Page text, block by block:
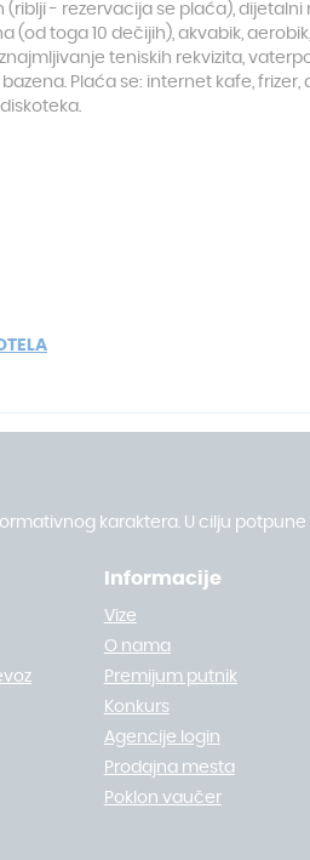
(riblji - rezervacija se plaća),
(od toga 10 dečijih), akvabik,
teniskih rekvizita,
Plaća se: internet kafe,
karaktera. U cilju
Informacije
Vize
O nama
Premijum putnik
Konkurs
Agencije login
Prodajna mesta
Poklon vaučer